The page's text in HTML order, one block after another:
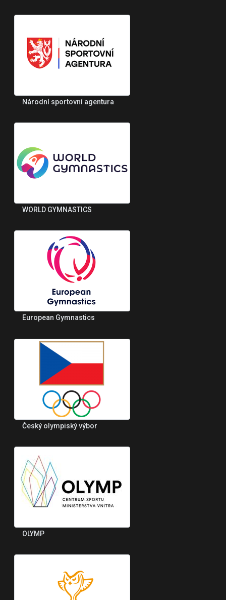
Národní sportovní agentura
WORLD GYMNASTICS
European Gymnastics
Český olympiský výbor
OLYMP